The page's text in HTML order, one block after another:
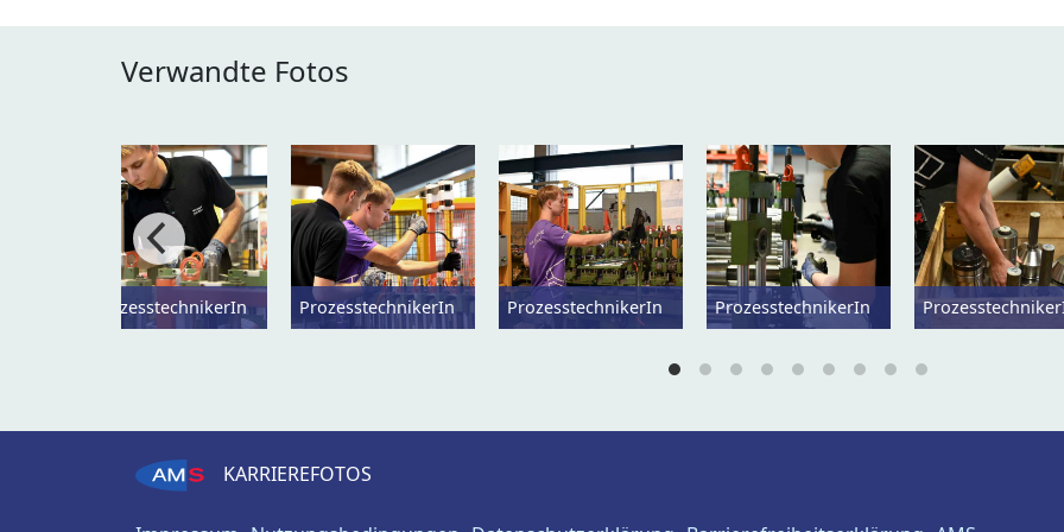
Verwandte Fotos
ProzesstechnikerIn
ProzesstechnikerIn ProzesstechnikerIn ProzesstechnikerIn
KARRIEREFOTOS